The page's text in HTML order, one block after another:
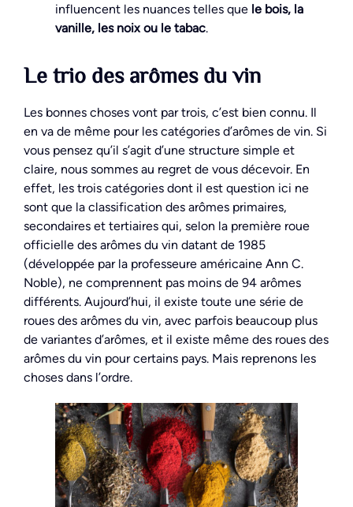
influencent les nuances telles que le bois, la
vanille, les noix ou le tabac.
Le trio des arômes du vin
Les bonnes choses vont par trois, c’est bien connu. Il
en va de même pour les catégories d’arômes de vin. Si
vous pensez qu’il s’agit d’une structure simple et
claire, nous sommes au regret de vous décevoir. En
effet, les trois catégories dont il est question ici ne
sont que la classification des arômes primaires,
secondaires et tertiaires qui, selon la première roue
officielle des arômes du vin datant de 1985
(développée par la professeure américaine Ann C.
Noble), ne comprennent pas moins de 94 arômes
différents. Aujourd’hui, il existe toute une série de
roues des arômes du vin, avec parfois beaucoup plus
de variantes d’arômes, et il existe même des roues des
arômes du vin pour certains pays. Mais reprenons les
choses dans l’ordre.